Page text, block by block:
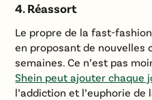
4. Réassort
Le propre de la fast-
en proposant de nouvelles
semaines. Ce n’est pas
Shein peut ajouter chaque
l’addiction et l’euphorie